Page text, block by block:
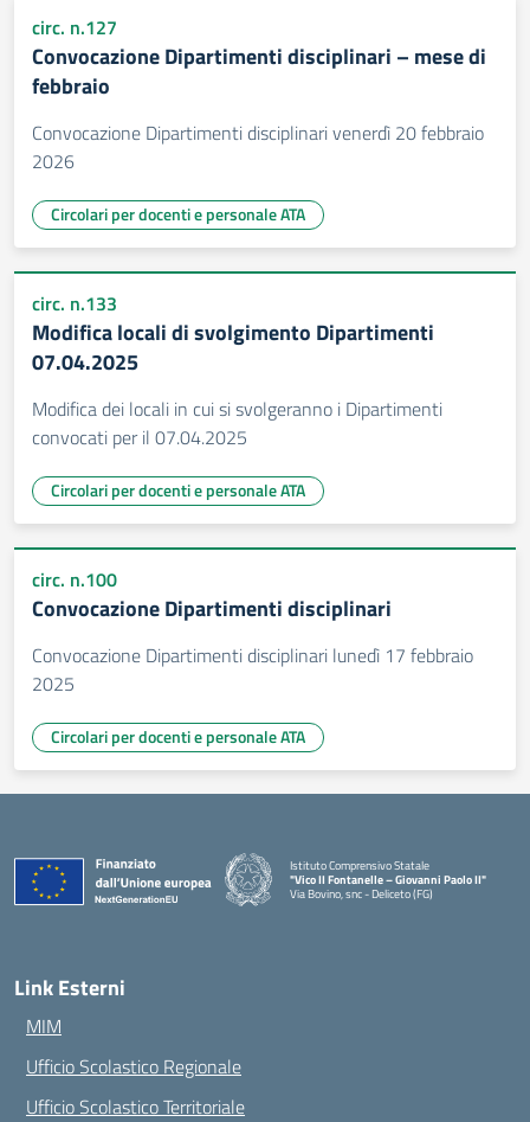
circ. n.127
Convocazione Dipartimenti disciplinari – mese di
febbraio
Convocazione Dipartimenti disciplinari venerdì 20 febbraio
2026
Circolari per docenti e personale ATA
circ. n.133
Modifica locali di svolgimento Dipartimenti
07.04.2025
Modifica dei locali in cui si svolgeranno i Dipartimenti
convocati per il 07.04.2025
Circolari per docenti e personale ATA
circ. n.100
Convocazione Dipartimenti disciplinari
Convocazione Dipartimenti disciplinari lunedì 17 febbraio
2025
Circolari per docenti e personale ATA
Istituto Comprensivo Statale
"Vico II Fontanelle – Giovanni Paolo II"
Via Bovino, snc - Deliceto (FG)
Link Esterni
MIM
Ufficio Scolastico Regionale
Ufficio Scolastico Territoriale